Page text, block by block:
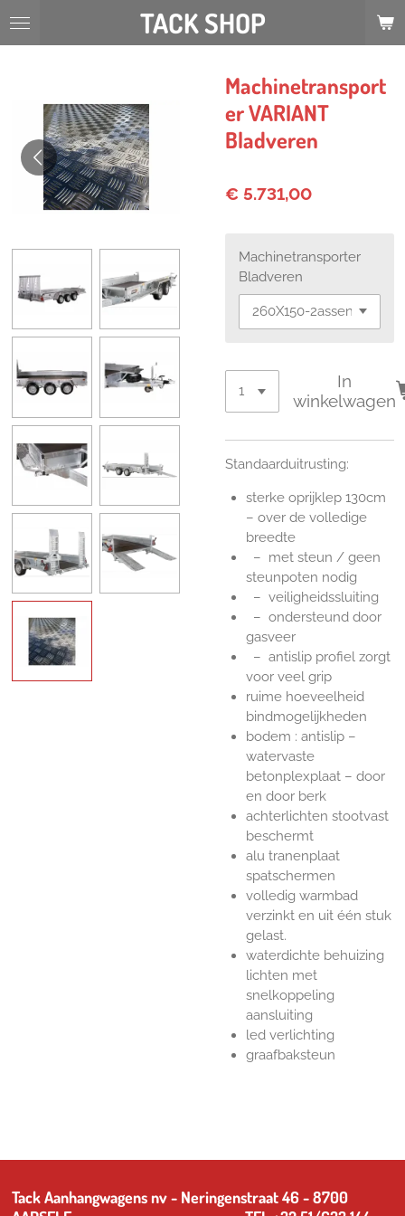
Ga
TACK SHOP
Machinetransport
er VARIANT
Bladveren
€ 5.731,00
Machinetransporter
Bladveren
In
winkelwagen
Standaarduitrusting:
sterke oprijklep 130cm
– over de volledige
breedte
– met steun / geen
steunpoten nodig
– veiligheidssluiting
– ondersteund door
gasveer
– antislip profiel zorgt
voor veel grip
ruime hoeveelheid
bindmogelijkheden
bodem : antislip –
watervaste
betonplexplaat – door
en door berk
achterlichten stootvast
beschermt
alu tranenplaat
spatschermen
volledig warmbad
verzinkt en uit één stuk
gelast.
waterdichte behuizing
lichten met
snelkoppeling
aansluiting
led verlichting
graafbaksteun
Tack Aanhangwagens nv - Neringenstraat 46 - 8700